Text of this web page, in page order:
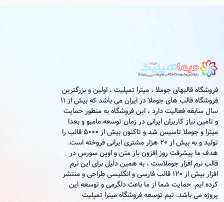
فروشگاه قالبهای جوملا ، میترا تمپلیت ، اولین و بزرگترین
فروشگاه قالب های جوملا در ایران می باشد که بیش از 11
سال سابقه فعالیت دارد ، این فروشگاه به منظور حمایت
و تامین نیاز کاربران ایرانی در زمان توسعه مامبو و بعدا
میترا و جوملا تاسیس شد و تاکنون بیش از 5000 قالب را
تولید و به بیش از 20 هزار مشتری ایرانی فروخته است.
هدف ما پیشرفت روز افزون باز متن و اوپن سورس در
قالب نرم افزار جوملاست ، به همین دلیل برای این نرم
افزار بیش از 120 قالب فارسی و انگلیسی طراحی و منتشر
کرده ایم. حمایت شما از ما باعث دلگرمی و توسعه این
پروژه می باشد. تیم توسعه فروشگاه میترا تمپلیت